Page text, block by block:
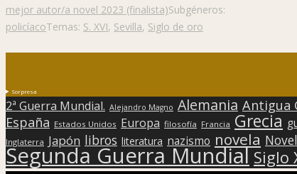
mejor autor/a novel 2023 (finalista)Subgéneros:
policíacoTemas: S. XVI, Sevilla, Siglo de oro
Sorpresa
2ª Guerra Mundial. Alejandro Magno Alemania Antigua
España Estados Unidos Europa filosofía Francia Grecia
Inglaterra Japón libros literatura nazismo novela
Segunda Guerra Mundial Siglo